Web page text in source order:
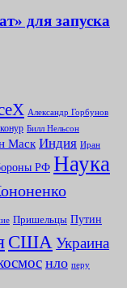
для запуска
Александр Горбунов
Билл Нельсон
Маск Индия Иран
РФ Наука
Пришельцы Путин
США Украина
нло перу